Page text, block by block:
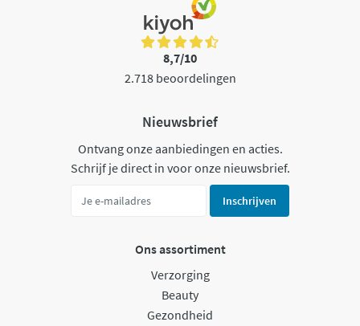
8,7/10
2.718 beoordelingen
Nieuwsbrief
Ontvang onze aanbiedingen en acties.
Schrijf je direct in voor onze nieuwsbrief.
Inschrijven
Ons assortiment
Verzorging
Beauty
Gezondheid